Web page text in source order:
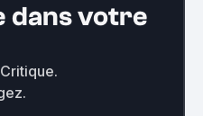
dans votre